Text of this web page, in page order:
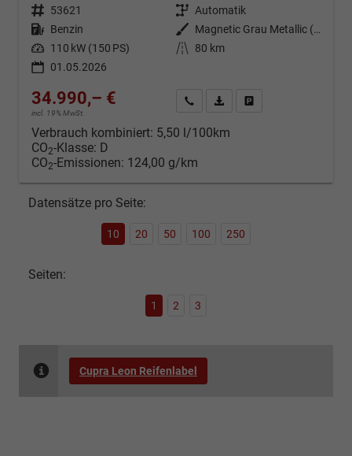
Fahrzeugnr. 53621 Getriebe Automatik
Kraftstoff Benzin Außenfarbe
Magnetic Grau Metallic (S7)
Leistung 110 kW (150 PS) Kilometerstand
80 km
01.05.2026
34.990,– €
incl. 19% MwSt.
Kontakt & Angebot anfordern
PDF-Datei, Fahrzeugexposé
Verbrauch kombiniert: 5,50 l/100km
CO2-Klasse: D
CO2-Emissionen: 124,00 g/km
Datensätze pro Seite:
10 20 50 100 250
Seiten:
1 2 3
Cupra Leon Reifenlabel